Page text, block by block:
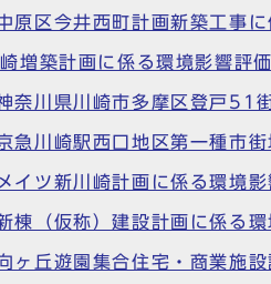
区今井西町計画新築工事に
築計画に係る環境影響評
川県川崎市多摩区登戸51
川崎駅西口地区第一種市街
ツ新川崎計画に係る環境影
（仮称）建設計画に係る環
丘遊園集合住宅・商業施設